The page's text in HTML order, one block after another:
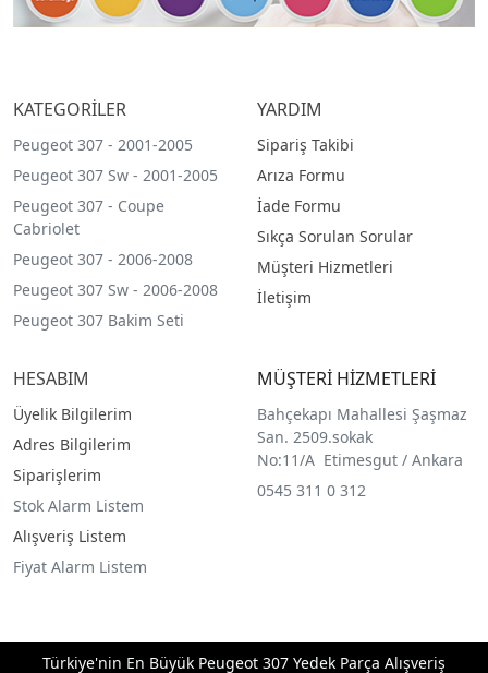
KATEGORİLER
Peugeot 307 - 2001-2005
Peugeot 307 Sw - 2001-2005
Peugeot 307 - Coupe
Cabriolet
Peugeot 307 - 2006-2008
Peugeot 307 Sw - 2006-2008
Peugeot 307 Bakim Seti
YARDIM
Sipariş Takibi
Arıza Formu
İade Formu
Sıkça Sorulan Sorular
Müşteri Hizmetleri
İletişim
HESABIM
Üyelik Bilgilerim
Adres Bilgilerim
Siparişlerim
Stok Alarm Listem
Alışveriş Listem
Fiyat Alarm Listem
MÜŞTERİ HİZMETLERİ
Bahçekapı Mahallesi Şaşmaz
San. 2509.sokak
No:11/A Etimesgut / Ankara
0545 311 0 312
Türkiye'nin En Büyük Peugeot 307 Yedek Parça Alışveriş